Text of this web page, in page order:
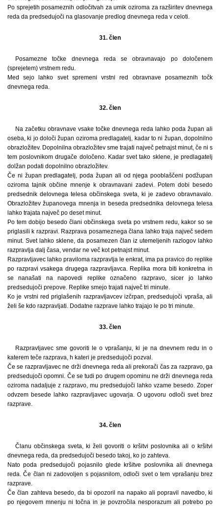
Po sprejetih posameznih odločitvah za umik oziroma za razširitev dnevnega
reda da predsedujoči na glasovanje predlog dnevnega reda v celoti.
31. člen
Posamezne točke dnevnega reda se obravnavajo po določenem
(sprejetem) vrstnem redu.
Med sejo lahko svet spremeni vrstni red obravnave posameznih točk
dnevnega reda.
32. člen
Na začetku obravnave vsake točke dnevnega reda lahko poda župan ali
oseba, ki jo določi župan oziroma predlagatelj, kadar to ni župan, dopolnilno
obrazložitev. Dopolnilna obrazložitev sme trajati največ petnajst minut, če ni s
tem poslovnikom drugače določeno. Kadar svet tako sklene, je predlagatelj
dolžan podati dopolnilno obrazložitev.
Če ni župan predlagatelj, poda župan ali od njega pooblaščeni podžupan
oziroma tajnik občine mnenje k obravnavani zadevi. Potem dobi besedo
predsednik delovnega telesa občinskega sveta, ki je zadevo obravnavalo.
Obrazložitev županovega mnenja in beseda predsednika delovnega telesa
lahko trajata največ po deset minut.
Po tem dobijo besedo člani občinskega sveta po vrstnem redu, kakor so se
priglasili k razpravi. Razprava posameznega člana lahko traja največ sedem
minut. Svet lahko sklene, da posamezen član iz utemeljenih razlogov lahko
razpravlja dalj časa, vendar ne več kot petnajst minut.
Razpravljavec lahko praviloma razpravlja le enkrat, ima pa pravico do replike
po razpravi vsakega drugega razpravljavca. Replika mora biti konkretna in
se nanašati na napovedi replike označeno razpravo, sicer jo lahko
predsedujoči prepove. Replike smejo trajati največ tri minute.
Ko je vrstni red priglašenih razpravljavcev izčrpan, predsedujoči vpraša, ali
želi še kdo razpravljati. Dodatne razprave lahko trajajo le po tri minute.
33. člen
Razpravljavec sme govoriti le o vprašanju, ki je na dnevnem redu in o
katerem teče razprava, h kateri je predsedujoči pozval.
Če se razpravljavec ne drži dnevnega reda ali prekorači čas za razpravo, ga
predsedujoči opomni. Če se tudi po drugem opominu ne drži dnevnega reda
oziroma nadaljuje z razpravo, mu predsedujoči lahko vzame besedo. Zoper
odvzem besede lahko razpravljavec ugovarja. O ugovoru odloči svet brez
razprave.
34. člen
Članu občinskega sveta, ki želi govoriti o kršitvi poslovnika ali o kršitvi
dnevnega reda, da predsedujoči besedo takoj, ko jo zahteva.
Nato poda predsedujoči pojasnilo glede kršitve poslovnika ali dnevnega
reda. Če član ni zadovoljen s pojasnilom, odloči svet o tem vprašanju brez
razprave.
Če član zahteva besedo, da bi opozoril na napako ali popravil navedbo, ki
po njegovem mnenju ni točna in je povzročila nesporazum ali potrebo po